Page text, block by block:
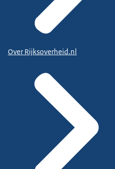
Over Rijksoverheid.nl